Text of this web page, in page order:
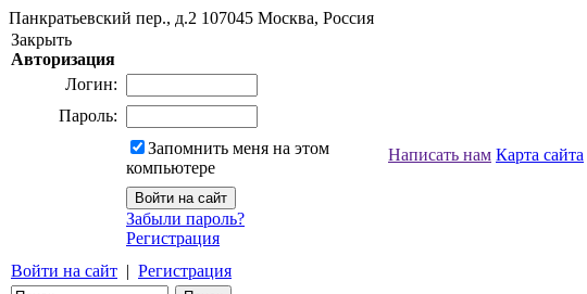
Панкратьевский пер., д.2 107045 Москва, Россия
Закрыть
Авторизация
Логин:
Пароль:
Запомнить меня на этом
компьютере
Забыли пароль?
Регистрация
Войти на сайт | Регистрация
Написать нам Карта сайта